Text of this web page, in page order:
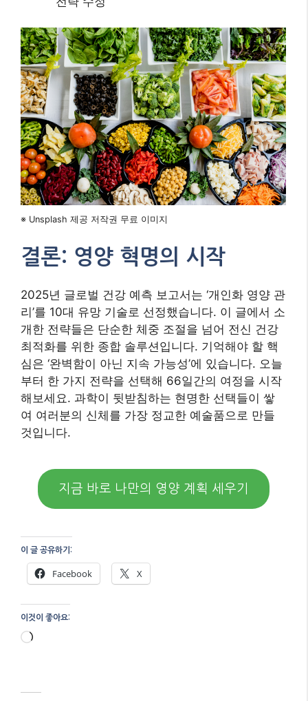
결론: 영양 혁명의 시작
2025년 글로벌 건강 예측 보고서는 ‘개인화 영양 관
리’를 10대 유망 기술로 선정했습니다. 이 글에서 소
개한 전략들은 단순한 체중 조절을 넘어 전신 건강
최적화를 위한 종합 솔루션입니다. 기억해야 할 핵
심은 ‘완벽함이 아닌 지속 가능성’에 있습니다. 오늘
부터 한 가지 전략을 선택해 66일간의 여정을 시작
해보세요. 과학이 뒷받침하는 현명한 선택들이 쌓
여 여러분의 신체를 가장 정교한 예술품으로 만들
지금 바로 나만의 영양 계획 세우기
이 글 공유하기:
Facebook X
이것이 좋아요:
로
중...
가지 필수 다이어트 레시
피
3월 15, 2025
"AI"에서